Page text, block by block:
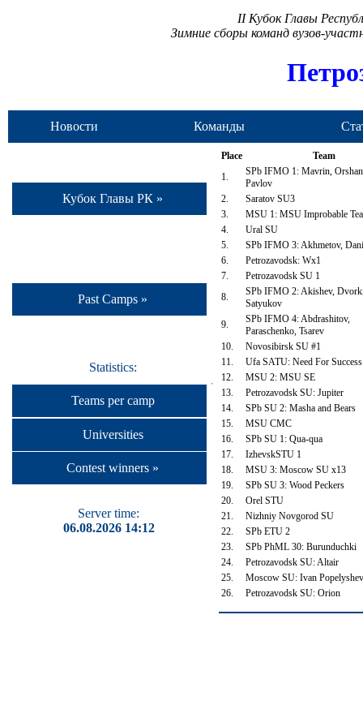
II Кубок Главы
Зимние сборы команд вузов-
Новости Команды
Кубок Главы РК »
Past Camps »
Statistics:
Teams per camp
Universities
Contest winners »
Server time:
06.08.2026 14:12
Place
Team
1.
SPb IFMO 1: Mavrin,
Pavlov
2.
Saratov SU3
3.
MSU 1: MSU Improbable
4.
Ural SU
5.
SPb IFMO 3: Akhmetov,
6.
Petrozavodsk: Wx1
7.
Petrozavodsk SU 1
8.
SPb IFMO 2: Akishev,
Satyukov
9.
SPb IFMO 4: Abdrashitov,
Paraschenko, Tsarev
10.
Novosibirsk SU #1
11.
Ufa SATU: Need For Success
12.
MSU 2: MSU SE
13.
Petrozavodsk SU: Jupiter
14.
SPb SU 2: Masha and Bears
15.
MSU CMC
16.
SPb SU 1: Qua-qua
17.
IzhevskSTU 1
18.
MSU 3: Moscow SU x13
19.
SPb SU 3: Wood Peckers
20.
Orel STU
21.
Nizhniy Novgorod SU
22.
SPb ETU 2
23.
SPb PhML 30: Burunduchki
24.
Petrozavodsk SU: Altair
25.
Moscow SU: Ivan Popelyshev
26.
Petrozavodsk SU: Orion